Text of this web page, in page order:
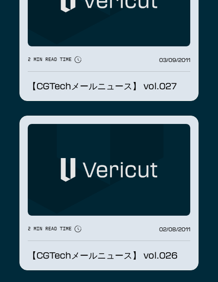
2 MIN READ TIME 03/09/2011
【CGTechメールニュース】 vol.027
2 MIN READ TIME 02/08/2011
【CGTechメールニュース】 vol.026